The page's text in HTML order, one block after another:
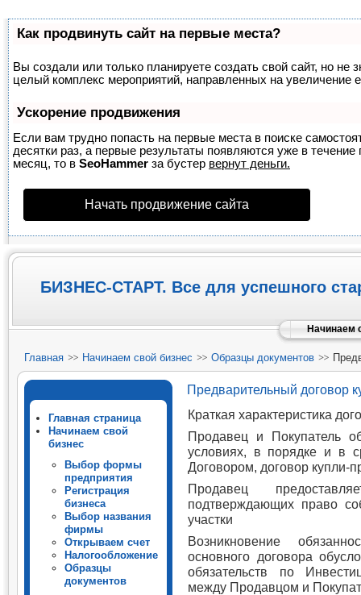
Как продвинуть сайт на первые места?
Вы создали или только планируете создать свой сайт, но не
целый комплекс мероприятий, направленных на увеличение
Ускорение продвижения
Если вам трудно попасть на первые места в поиске
десятки раз, а первые результаты появляются уже в
месяц, то в SeoHammer за бустер вернут деньги.
Начать продвижение сайта
БИЗНЕС-СТАРТ. Все для успешного
Начинаем
Главная Начинаем свой бизнес Образцы документов
продажи земли
Главная страница
Начинаем свой
бизнес
Выбор формы
предприятия
Регистрация
бизнеса
Выбор названия
фирмы
Открываем счет
Налогообложение
Образцы
документов
Предварительный договор
Краткая характеристика
Продавец и Покупатель
условиях, в порядке и в
Договором, договор купли-
Продавец
подтверждающих право
участки
Возникновение
основного договора
обязательств по
между Продавцом и